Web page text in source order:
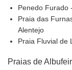
Penedo Furado
Praia das
Alentejo
Praia Fluvial de
Praias de